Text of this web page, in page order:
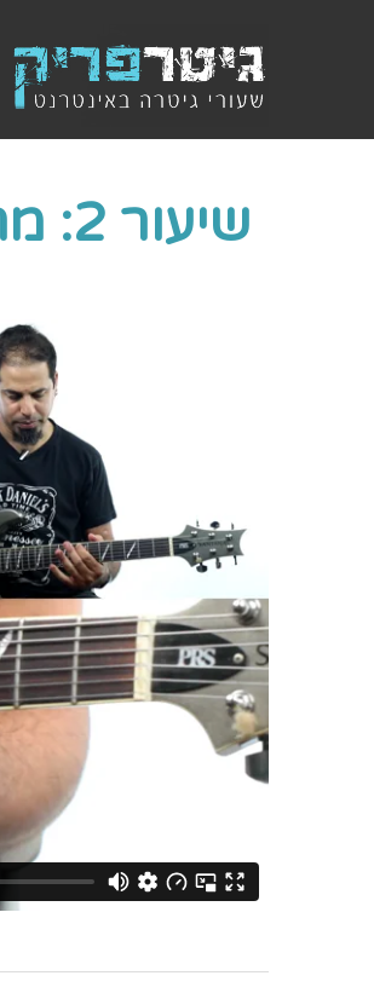
שיעור 2: מתיחות מחוץ לסולם